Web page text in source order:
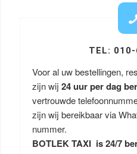
TEL:
Voor al uw bestellingen,
zijn wij 24 uur per dag
vertrouwde
zijn wij bereikbaar via
nummer.
BOTLEK TAXI is 24/7